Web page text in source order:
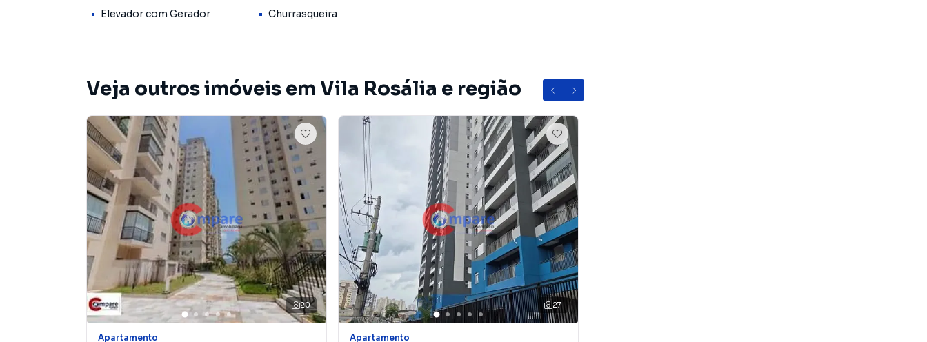
Piso em granito
2 vagas de garagem laterais + 1 depósito (box) no subsolo
🏢 Condomínio (água e gás inclusos)
Piscina adulto e infantil
Salão de festas
Brinquedoteca
Salão de jogos
Quadra poliesportiva
📍 Localização privilegiada
Elevador com Gerador
Churrasqueira
Veja outros imóveis em Vila Rosália e região
20
Apartamento
27
Apartamento